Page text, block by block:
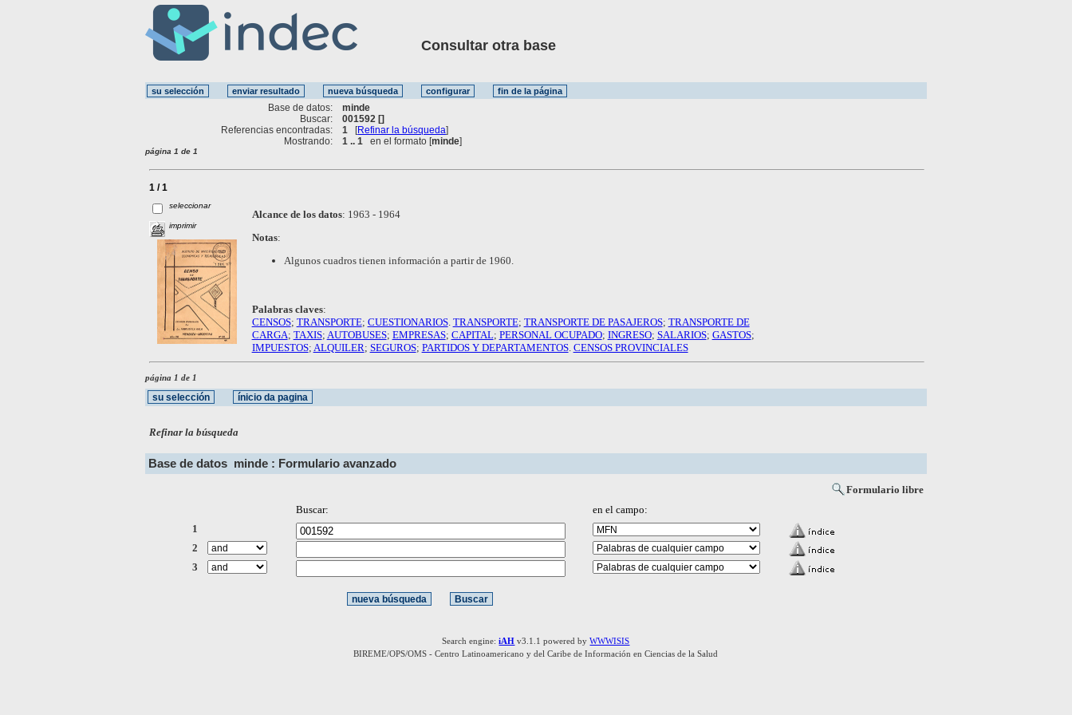
Consultar otra base
Base de datos:
minde
Buscar:
001592 []
Referencias encontradas:
1 [Refinar la búsqueda]
Mostrando:
1 .. 1 en el formato [minde]
página 1 de 1
1 / 1
seleccionar
imprimir
Alcance de los datos: 1963 - 1964
Notas:
Algunos cuadros tienen información a partir de 1960.
Palabras claves:
CENSOS; TRANSPORTE; CUESTIONARIOS. TRANSPORTE; TRANSPORTE DE PASAJEROS; TRANSPORTE DE
CARGA; TAXIS; AUTOBUSES; EMPRESAS; CAPITAL; PERSONAL OCUPADO; INGRESO; SALARIOS; GASTOS;
IMPUESTOS; ALQUILER; SEGUROS; PARTIDOS Y DEPARTAMENTOS. CENSOS PROVINCIALES
página 1 de 1
Refinar la búsqueda
Base de datos minde : Formulario avanzado
Formulario libre
Buscar:
en el campo:
1
2
3
Search engine:iAH v3.1.1 powered byWWWISIS
BIREME/OPS/OMS - Centro Latinoamericano y del Caribe de Información en Ciencias de la Salud